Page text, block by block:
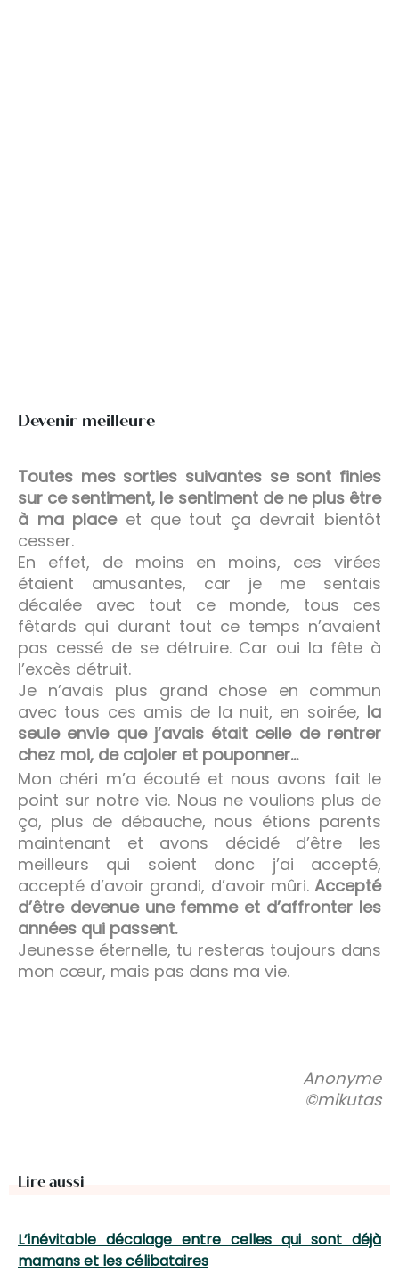
Devenir meilleure
Toutes mes sorties suivantes se sont finies
sur ce sentiment, le sentiment de ne plus être
à ma placeet que tout ça devrait bientôt
cesser.
En effet, de moins en moins, ces virées
étaient amusantes, car je me sentais
décalée avec tout ce monde, tous ces
fêtards qui durant tout ce temps n’avaient
pas cessé de se détruire. Car oui la fête à
l’excès détruit.
Je n’avais plus grand chose en commun
avec tous ces amis de la nuit, en soirée, la
seule envie que j’avais était celle de rentrer
chez moi, de cajoler et pouponner…
Mon chéri m’a écouté et nous avons fait le
point sur notre vie. Nous ne voulions plus de
ça, plus de débauche, nous étions parents
maintenant et avons décidé d’être les
meilleurs qui soient donc j’ai accepté,
accepté d’avoir grandi, d’avoir mûri.Accepté
d’être devenue une femme et d’affronter les
années qui passent.
Jeunesse éternelle, tu resteras toujours dans
mon cœur, mais pas dans ma vie.
Anonyme
©mikutas
Lire aussi
L’inévitable décalage entre celles qui sont déjà
mamans et les célibataires